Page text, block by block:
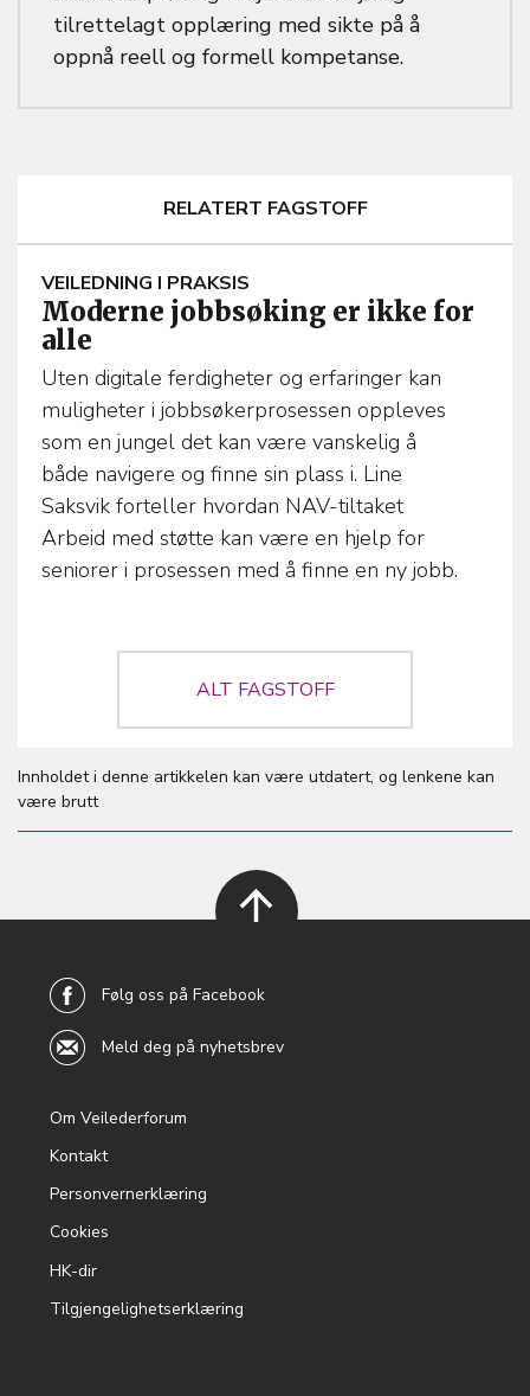
tilrettelagt opplæring med sikte på å
oppnå reell og formell kompetanse.
RELATERT FAGSTOFF
A
R
T
I
L
E
T
E
M
A
VEILEDNING I PRAKSIS
Moderne jobbsøking er ikke for
alle
Uten digitale ferdigheter og erfaringer kan
muligheter i jobbsøkerprosessen oppleves
som en jungel det kan være vanskelig å
både navigere og finne sin plass i. Line
Saksvik forteller hvordan NAV-tiltaket
Arbeid med støtte kan være en hjelp for
seniorer i prosessen med å finne en ny jobb.
ALT FAGSTOFF
Innholdet i denne artikkelen kan være utdatert, og lenkene kan
være brutt
menu
Om Veilederforum
Kontakt
Personvernerklæring
Cookies
HK-dir
Tilgjengelighetserklæring
Følg oss på Facebook
Meld deg på nyhetsbrev